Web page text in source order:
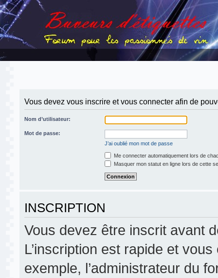
Vous devez vous inscrire et vous connecter afin de
Nom d’utilisateur:
Mot de passe:
J’ai oublié mon mot de passe
Me connecter automatiquement lors de
Masquer mon statut en ligne lors de cette
INSCRIPTION
Vous devez être inscrit avant
L’inscription est rapide et
exemple, l’administrateur du